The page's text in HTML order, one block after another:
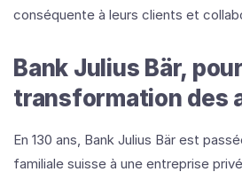
conséquente à leurs clients et
Bank Julius Bär,
transformation des
En 130 ans, Bank Julius Bär est
familiale suisse à une entreprise